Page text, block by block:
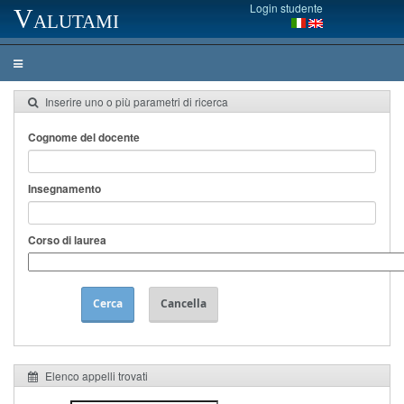
Valutami Login studente
Inserire uno o più parametri di ricerca
Cognome del docente
Insegnamento
Corso di laurea
Cerca Cancella
Elenco appelli trovati